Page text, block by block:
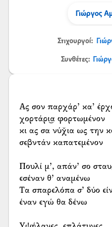
Γιώργος
Στιχουργοί:
Συνθέτες:
Ας σον παρχάρ’ κα’
χορτάρι͜α φορτωμένον
κι ας σα νύχ̌ια ως την
σεβντάν καπατεμένον
Πουλί μ’, απάν’ σο
εσέναν θ’ αναμένω
Τα σπαρελόπα σ’ δύο
έναν εγώ θα δένω